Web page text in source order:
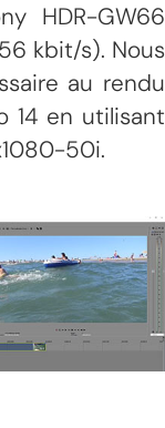
HDR-GW66
kbit/s). Nous
au rendu
14 en utilisant
50i.